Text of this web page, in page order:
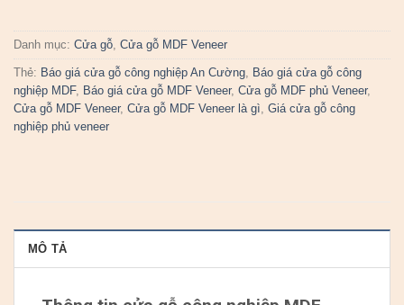
Danh mục: Cửa gỗ, Cửa gỗ MDF Veneer
Thẻ: Báo giá cửa gỗ công nghiệp An Cường, Báo giá cửa gỗ công
nghiệp MDF, Báo giá cửa gỗ MDF Veneer, Cửa gỗ MDF phủ Veneer,
Cửa gỗ MDF Veneer, Cửa gỗ MDF Veneer là gì, Giá cửa gỗ công
nghiệp phủ veneer
MÔ TẢ